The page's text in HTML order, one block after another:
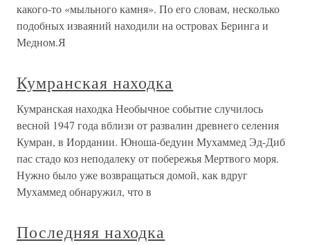
какого-то «мыльного камня». По его словам, несколько
подобных изваяний находили на островах Беринга и
Медном.Я
Кумранская находка
Кумранская находка Необычное событие случилось
весной 1947 года вблизи от развалин древнего селения
Кумран, в Иордании. Юноша-бедуин Мухаммед Эд-Диб
пас стадо коз неподалеку от побережья Мертвого моря.
Нужно было уже возвращаться домой, как вдруг
Мухаммед обнаружил, что в
Последняя находка